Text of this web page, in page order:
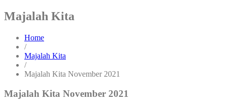
Majalah Kita
Home
/
Majalah Kita
/
Majalah Kita November 2021
Majalah Kita November 2021